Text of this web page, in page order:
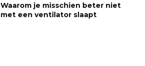
Waarom je misschien beter niet
met een ventilator slaapt